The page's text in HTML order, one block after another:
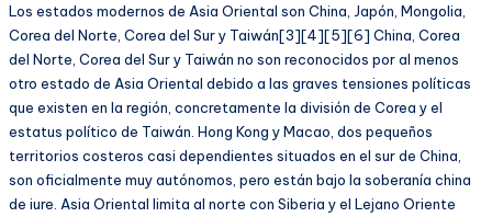
Los estados modernos de Asia Oriental son China, Japón, Mongolia,
Corea del Norte, Corea del Sur y Taiwán[3][4][5][6] China, Corea
del Norte, Corea del Sur y Taiwán no son reconocidos por al menos
otro estado de Asia Oriental debido a las graves tensiones políticas
que existen en la región, concretamente la división de Corea y el
estatus político de Taiwán. Hong Kong y Macao, dos pequeños
territorios costeros casi dependientes situados en el sur de China,
son oficialmente muy autónomos, pero están bajo la soberanía china
de iure. Asia Oriental limita al norte con Siberia y el Lejano Oriente